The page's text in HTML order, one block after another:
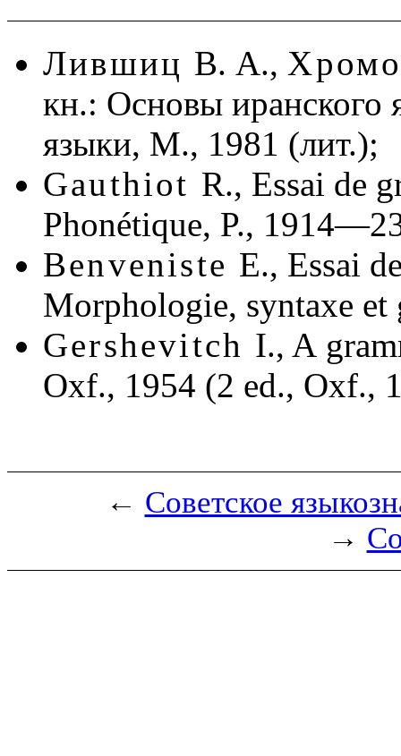
Лившиц В. А.,
кн.: Основы иранского
языки, М., 1981 (лит.);
Gauthiot R., Essai de
Phonétique, P.,
Benveniste E., Essai
Morphologie, syntaxe et
Gershevitch I., A
Oxf., 1954 (2 ed., Oxf.,
← Советское
→